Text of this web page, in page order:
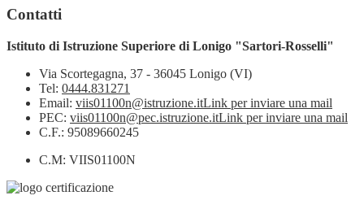
Contatti
Istituto di Istruzione Superiore di Lonigo "Sartori-Rosselli"
Via Scortegagna, 37 - 36045 Lonigo (VI)
Tel: 0444.831271
Email: viis01100n@istruzione.itLink per inviare una mail
PEC: viis01100n@pec.istruzione.itLink per inviare una mail
C.F.: 95089660245
C.M: VIIS01100N